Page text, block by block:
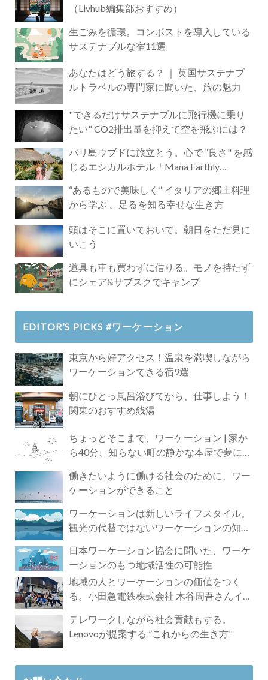
（Livhub編集部おすすめ）
生ごみを循環。コンポストを導入している
サステナブルな宿11選
あなたはどう旅する？ ｜ 英国サステナブ
ルトラベルの専門家に聞いた、旅の魅力
"できるだけサステナブルに飛行機に乗り
たい" CO2排出量を抑えて空を飛ぶには？
バリ島ウブドに旅立とう。心で ”良さ" を感
じるエシカルホテル「Mana Earthly
“あるもので美味しく” イタリアの郷土料理
から学ぶ 、足るを知る幸せな生き方
頭はそこに置いておいて。朝日をただ見に
いこう
道具も車も買わずに借りる。モノを持たず
にシェア&サブスクでキャンプ
EDITOR’S PICKS #ワーケーション
東京から好アクセス！温泉を満喫しながら
ワーケーションできる宿9選
朝にひとっ風呂浴びてから、仕事しよう！
関東のおすすめ銭湯
ちょっとそこまで、ワーケーション | 家か
ら40分、知らない町の静かな本屋で夢に近
働きたいように働ける社会のために、ワー
ケーションができること
ワーケーションは新しいライフスタイル。
観光の代替ではないワーケーションの知ら
日本ワーケーション協会に聞いた、ワーケ
ーションのもつ地域活性の可能性
地域の人とワーケーションの価値をつく
る。小田急電鉄株式会社 木谷周吾さんイン
テレワークしながら社会貢献もする。
Lenovoが提案する ”これからの生き方"